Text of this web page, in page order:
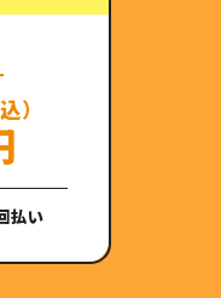
）
払い